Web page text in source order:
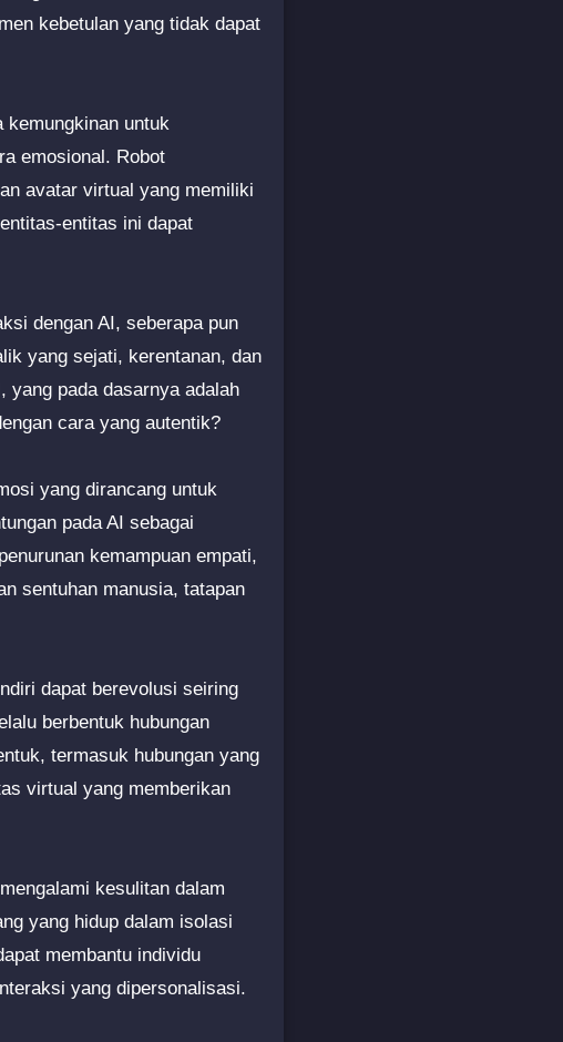
kebetulan yang tidak dapat
kemungkinan untuk
emosional. Robot
avatar virtual yang memiliki
entitas ini dapat
dengan AI, seberapa pun
yang sejati, kerentanan, dan
yang pada dasarnya adalah
cara yang autentik?
yang dirancang untuk
pada AI sebagai
kemampuan empati,
sentuhan manusia, tatapan
dapat berevolusi seiring
berbentuk hubungan
termasuk hubungan yang
virtual yang memberikan
kesulitan dalam
yang hidup dalam isolasi
membantu individu
yang dipersonalisasi.